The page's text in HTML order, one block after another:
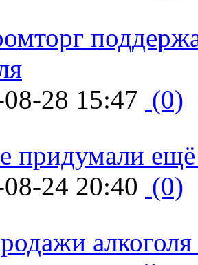
28 15:47 (0)
придумали ещё
24 20:40 (0)